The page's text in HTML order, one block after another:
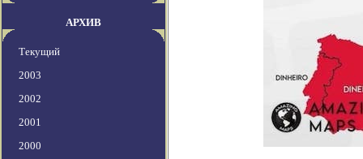
АРХИВ
Текущий
2003
2002
2001
2000